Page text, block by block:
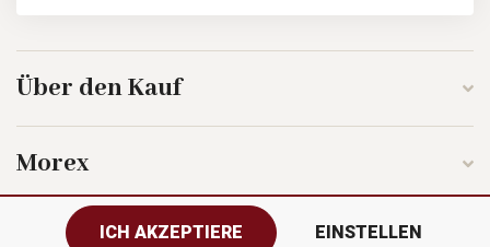
Über den Kauf
Morex
ICH AKZEPTIERE EINSTELLEN